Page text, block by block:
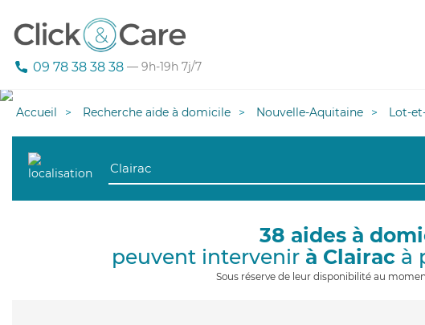
09 78 38 38 38 — 9h-19h 7j/7
Accueil Recherche aide à domicile Nouvelle-Aquitaine Lot-
38 aides à
peuvent intervenir à Clairacà
Sous réserve de leur disponibilité au